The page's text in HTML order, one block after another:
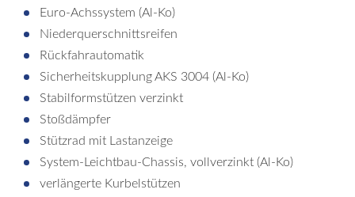
Euro-Achssystem (Al-Ko)
Niederquerschnittsreifen
Rückfahrautomatik
Sicherheitskupplung AKS 3004 (Al-Ko)
Stabilformstützen verzinkt
Stoßdämpfer
Stützrad mit Lastanzeige
System-Leichtbau-Chassis, vollverzinkt (Al-Ko)
verlängerte Kurbelstützen